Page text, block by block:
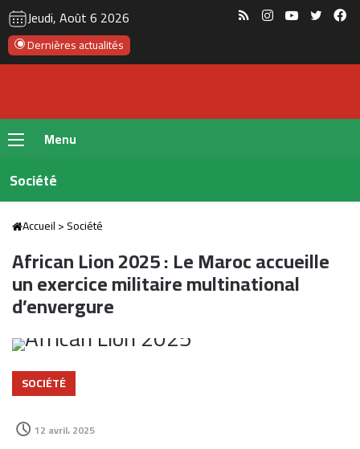
Jeudi, Août 6 2026 RSS InstagramYouTube
Dernières actualités
Menu
Société
Accueil>Société
African Lion 2025 : Le Maroc accueille
un exercice militaire multinational
d’envergure
SOCIÉTÉ
12 avril، 2025